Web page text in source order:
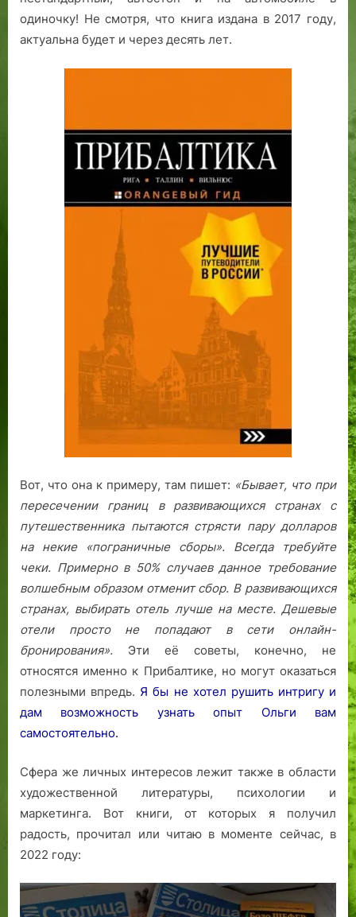
одиночку! Не смотря, что книга издана в 2017 году,
актуальна будет и через десять лет.
Вот, что она к примеру, там пишет: «Бывает, что при
пересечении границ в развивающихся странах с
путешественника пытаются стрясти пару долларов
на некие «пограничные сборы». Всегда требуйте
чеки. Примерно в 50% случаев данное требование
волшебным образом отменит сбор. В развивающихся
странах, выбирать отель лучше на месте. Дешевые
отели просто не попадают в сети онлайн-
бронирования». Эти её советы, конечно, не
относятся именно к Прибалтике, но могут оказаться
полезными впредь. Я бы не хотел рушить интригу и
дам возможность узнать опыт Ольги вам
самостоятельно.
Сфера же личных интересов лежит также в области
художественной литературы, психологии и
маркетинга. Вот книги, от которых я получил
радость, прочитал или читаю в моменте сейчас, в
2022 году: